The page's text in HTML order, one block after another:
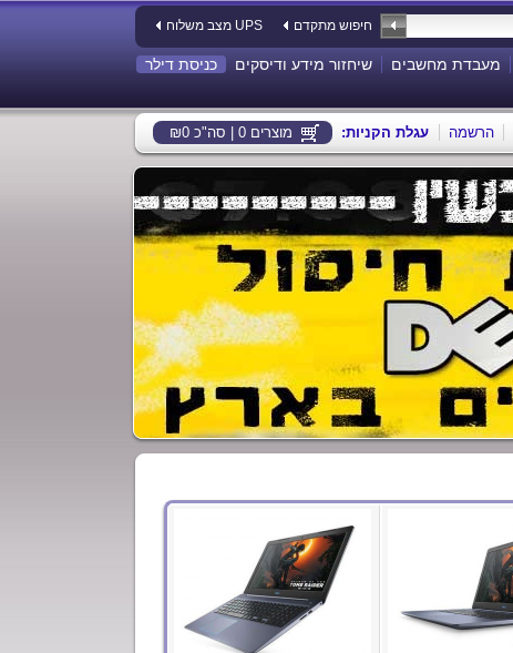
חיפוש מתקדם מצב משלוח UPS
כניסת דילר שיחזור מידע ודיסקים מעבדת מחשבים
מוצרים 0 | סה"כ ₪0 :עגלת הקניות הרשמה